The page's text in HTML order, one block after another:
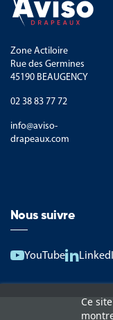
Zone Actiloire
Rue des Germines
45190 BEAUGENCY
02 38 83 77 72
info@aviso-
drapeaux.com
Ce
Nous suivre
YouTube